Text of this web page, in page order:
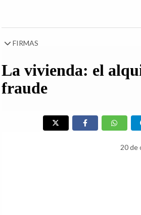
FIRMAS
La vivienda: el
fraude
20 de